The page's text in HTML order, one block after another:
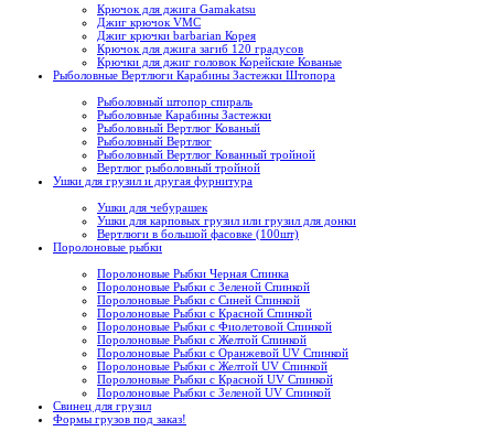
Крючок для джига Gamakatsu
Джиг крючок VMC
Джиг крючки barbarian Корея
Крючок для джига загиб 120 градусов
Крючки для джиг головок Корейские Кованые
Рыболовные Вертлюги Карабины Застежки Штопора
Рыболовный штопор спираль
Рыболовные Карабины Застежки
Рыболовный Вертлюг Кованый
Рыболовный Вертлюг
Рыболовный Вертлюг Кованный тройной
Вертлюг рыболовный тройной
Ушки для грузил и другая фурнитура
Ушки для чебурашек
Ушки для карповых грузил или грузил для донки
Вертлюги в большой фасовке (100шт)
Поролоновые рыбки
Поролоновые Рыбки Черная Спинка
Поролоновые Рыбки с Зеленой Спинкой
Поролоновые Рыбки с Синей Спинкой
Поролоновые Рыбки с Красной Спинкой
Поролоновые Рыбки с Фиолетовой Спинкой
Поролоновые Рыбки с Желтой Спинкой
Поролоновые Рыбки с Оранжевой UV Спинкой
Поролоновые Рыбки с Желтой UV Спинкой
Поролоновые Рыбки с Красной UV Спинкой
Поролоновые Рыбки с Зеленой UV Спинкой
Свинец для грузил
Формы грузов под заказ!